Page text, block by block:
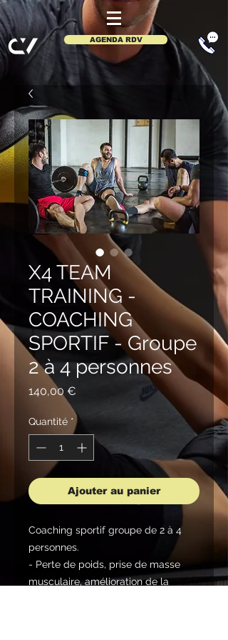
AGENDA RDV
X4 TEAM
TRAINING -
COACHING
SPORTIF - Groupe
2 à 4 personnes
140,00 €
Quantité *
Ajouter au panier
Coaching sportif groupe de 2 à 4
personnes.
- Perte de poids, prise de masse
musculaire, amélioration de la